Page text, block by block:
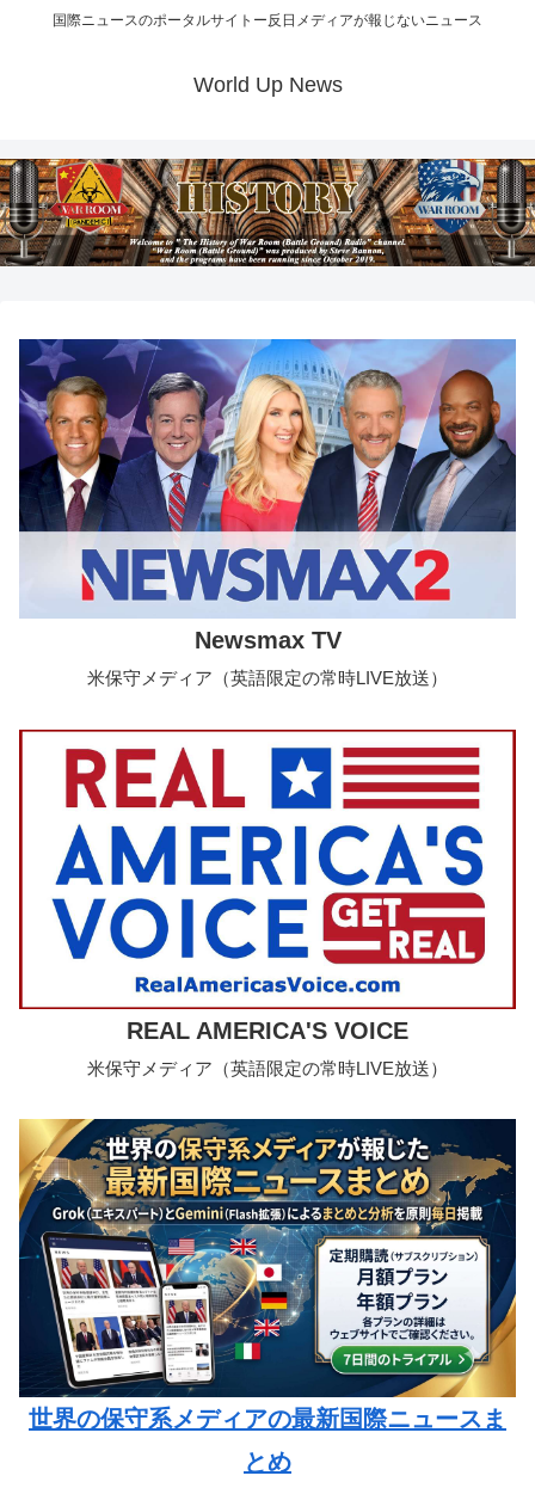
国際ニュースのポータルサイトー反日メディアが報じないニュース
World Up News
Newsmax TV
米保守メディア（英語限定の常時LIVE放送）
REAL AMERICA'S VOICE
米保守メディア（英語限定の常時LIVE放送）
世界の保守系メディアの最新国際ニュースま
とめ